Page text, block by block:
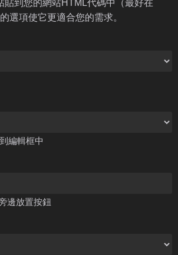
貼到您的網站HTML代碼中（最好在
選項使它更適合您的需求。
編輯框中
邊放置按鈕